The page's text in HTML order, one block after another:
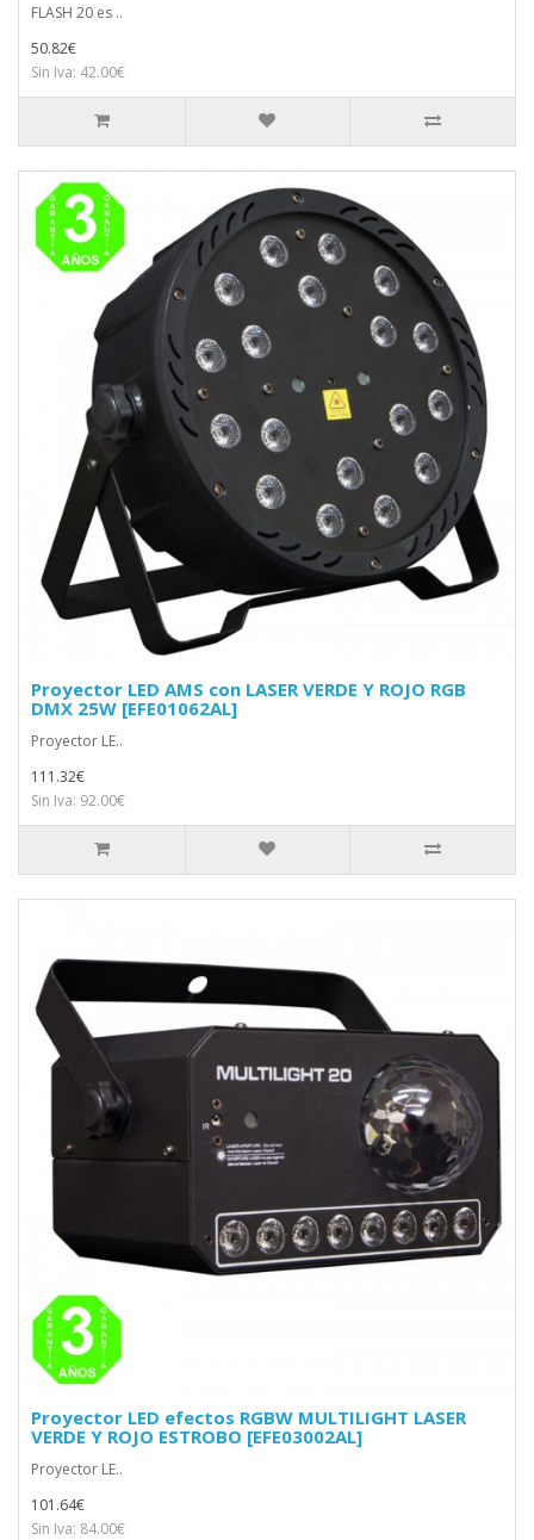
FLASH 20 es ..
50.82€
Sin Iva: 42.00€
Proyector LED AMS con LASER VERDE Y ROJO RGB
DMX 25W [EFE01062AL]
Proyector LE..
111.32€
Sin Iva: 92.00€
Proyector LED efectos RGBW MULTILIGHT LASER
VERDE Y ROJO ESTROBO [EFE03002AL]
Proyector LE..
101.64€
Sin Iva: 84.00€